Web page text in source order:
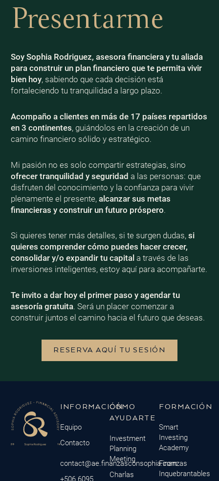
Presentarme
Soy Sophia Rodriguez, asesora financiera y tu aliada
para construir un plan financiero que te permita vivir
bien hoy, sabiendo que cada decisión está
fortaleciendo tu tranquilidad a largo plazo.
Acompaño a clientes en más de 17 países repartidos
en 3 continentes, guiándolos en la creación de un
camino financiero sólido y estratégico.
Mi pasión no es solo compartir estrategias, sino
ofrecer tranquilidad y seguridad a las personas: que
disfruten del conocimiento y la confianza para vivir
plenamente el presente, alcanzar sus metas
financieras y construir un futuro próspero.
Si quieres tener más detalles, si te surgen dudas, si
quieres comprender cómo puedes hacer crecer,
consolidar y/o expandir tu capital a través de las
inversiones inteligentes, estoy aquí para acompañarte.
Te invito a dar hoy el primer paso y agendar tu
asesoría gratuita. Será un placer comenzar a
construir juntos el camino hacia el futuro que deseas.
RESERVA AQUÍ TU SESIÓN
INFORMACIÓN
Equipo
Contacto
contact@ae.finanzasconsophia.com
+506 6095
CÓMO
AYUDARTE
Investment
Planning
Meeting
Charlas
FORMACIÓN
Smart
Investing
Academy
Finanzas
Inquebrantables